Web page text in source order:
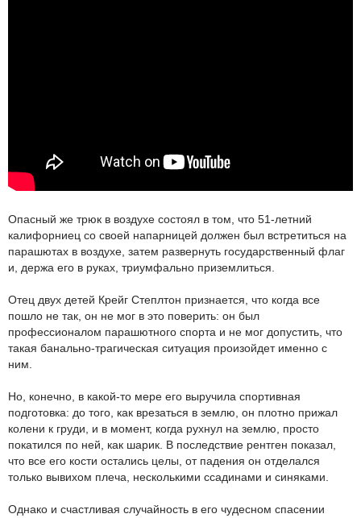
Опасный же трюк в воздухе состоял в том, что 51-летний
калифорниец со своей напарницей должен был встретиться на
парашютах в воздухе, затем развернуть государственный флаг
и, держа его в руках, триумфально приземлиться.
Отец двух детей Крейг Степлтон признается, что когда все
пошло не так, он не мог в это поверить: он был
профессионалом парашютного спорта и не мог допустить, что
такая банально-трагическая ситуация произойдет именно с
ним.
Но, конечно, в какой-то мере его выручила спортивная
подготовка: до того, как врезаться в землю, он плотно прижал
колени к груди, и в момент, когда рухнул на землю, просто
покатился по ней, как шарик. В последствие рентген показал,
что все его кости остались целы, от падения он отделался
только вывихом плеча, несколькими ссадинами и синяками.
Однако и счастливая случайность в его чудесном спасении